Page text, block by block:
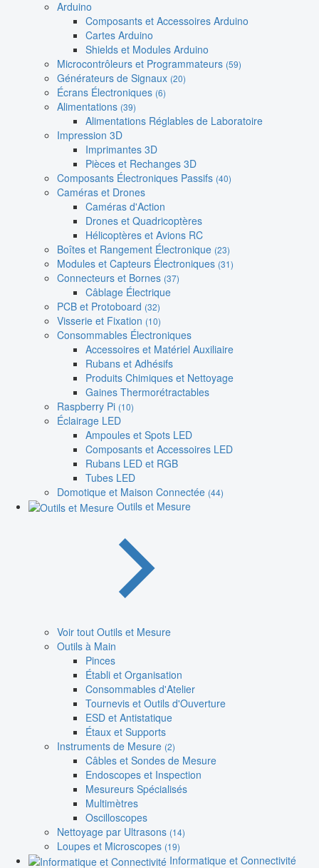
Arduino
Composants et Accessoires Arduino
Cartes Arduino
Shields et Modules Arduino
Microcontrôleurs et Programmateurs (59)
Générateurs de Signaux (20)
Écrans Électroniques (6)
Alimentations (39)
Alimentations Réglables de Laboratoire
Impression 3D
Imprimantes 3D
Pièces et Rechanges 3D
Composants Électroniques Passifs (40)
Caméras et Drones
Caméras d'Action
Drones et Quadricoptères
Hélicoptères et Avions RC
Boîtes et Rangement Électronique (23)
Modules et Capteurs Électroniques (31)
Connecteurs et Bornes (37)
Câblage Électrique
PCB et Protoboard (32)
Visserie et Fixation (10)
Consommables Électroniques
Accessoires et Matériel Auxiliaire
Rubans et Adhésifs
Produits Chimiques et Nettoyage
Gaines Thermorétractables
Raspberry Pi (10)
Éclairage LED
Ampoules et Spots LED
Composants et Accessoires LED
Rubans LED et RGB
Tubes LED
Domotique et Maison Connectée (44)
Outils et Mesure
Voir tout Outils et Mesure
Outils à Main
Pinces
Établi et Organisation
Consommables d'Atelier
Tournevis et Outils d'Ouverture
ESD et Antistatique
Étaux et Supports
Instruments de Mesure (2)
Câbles et Sondes de Mesure
Endoscopes et Inspection
Mesureurs Spécialisés
Multimètres
Oscilloscopes
Nettoyage par Ultrasons (14)
Loupes et Microscopes (19)
Informatique et Connectivité